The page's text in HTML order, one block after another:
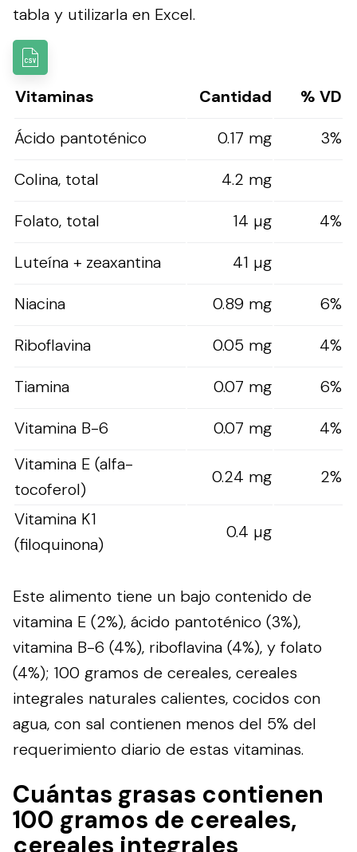
tabla y utilizarla en Excel.
Vitaminas Cantidad
% VD
Ácido pantoténico
0.17 mg
3%
Colina, total
4.2 mg
Folato, total
14 µg
4%
Luteína + zeaxantina
41 µg
Niacina
0.89 mg
6%
Riboflavina
0.05 mg
4%
Tiamina
0.07 mg
6%
Vitamina B-6
0.07 mg
4%
Vitamina E (alfa-
tocoferol)
0.24 mg 2%
Vitamina K1
(filoquinona)
0.4 µg
Este alimento tiene un bajo contenido de
vitamina E (2%), ácido pantoténico (3%),
vitamina B-6 (4%), riboflavina (4%), y folato
(4%); 100 gramos de cereales, cereales
integrales naturales calientes, cocidos con
agua, con sal contienen menos del 5% del
requerimiento diario de estas vitaminas.
Cuántas grasas contienen
100 gramos de cereales,
cereales integrales